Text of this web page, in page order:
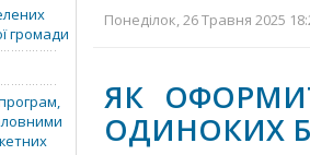
громади
Понеділок, 26 Травня 2025
ЯК
ОДИНОКИХ